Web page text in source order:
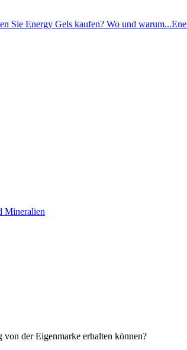
Sie Energy Gels kaufen? Wo und warum...
Mineralien
der Eigenmarke erhalten können?